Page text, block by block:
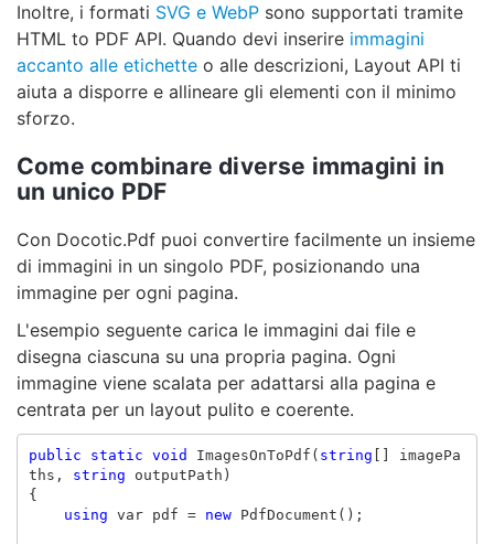
Inoltre, i formati SVG e WebP sono supportati tramite
HTML to PDF API. Quando devi inserire immagini
accanto alle etichette o alle descrizioni, Layout API ti
aiuta a disporre e allineare gli elementi con il minimo
sforzo.
Come combinare diverse immagini in
un unico PDF
Con Docotic.Pdf puoi convertire facilmente un insieme
di immagini in un singolo PDF, posizionando una
immagine per ogni pagina.
L'esempio seguente carica le immagini dai file e
disegna ciascuna su una propria pagina. Ogni
immagine viene scalata per adattarsi alla pagina e
centrata per un layout pulito e coerente.
public static void ImagesOnToPdf ( string
imagePa
ths , string outputPath )
{
using var pdf = new PdfDocument ();